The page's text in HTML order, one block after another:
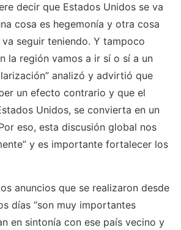
decir que Estados Unidos se va
cosa es hegemonía y otra cosa
seguir teniendo. Y tampoco
la región vamos a ir sí o sí a un
analizó y advirtió que
un efecto contrario y que el
Unidos, se convierta en un
eso, esta discusión global nos
y es importante fortalecer los
anuncios que se realizaron desde
días “son muy importantes
en sintonía con ese país vecino y